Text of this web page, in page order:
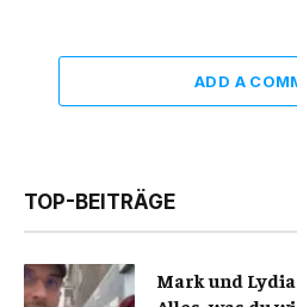
ADD A
TOP-BEITRÄGE
Mark und